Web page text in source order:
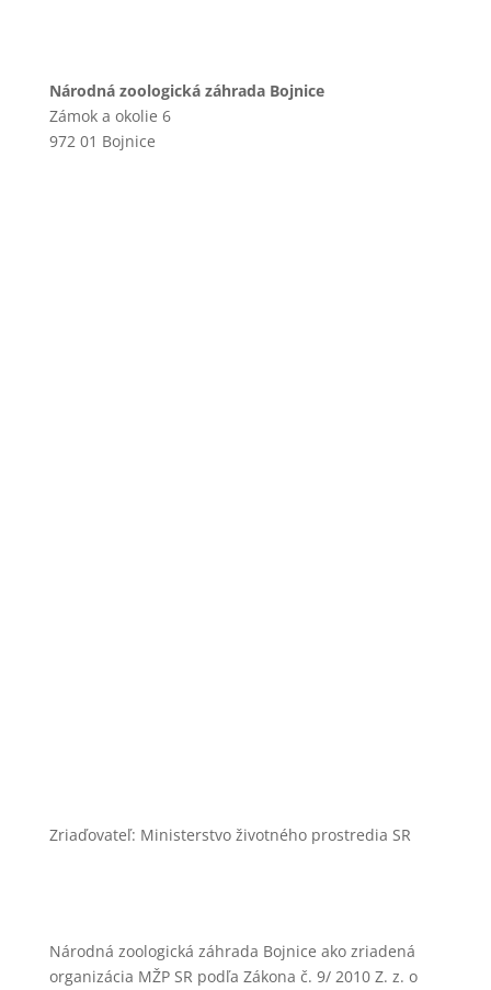
Národná zoologická záhrada Bojnice
Zámok a okolie 6
972 01 Bojnice
Zriaďovateľ: Ministerstvo životného prostredia SR
Národná zoologická záhrada Bojnice ako zriadená
organizácia MŽP SR podľa Zákona č. 9/ 2010 Z. z. o